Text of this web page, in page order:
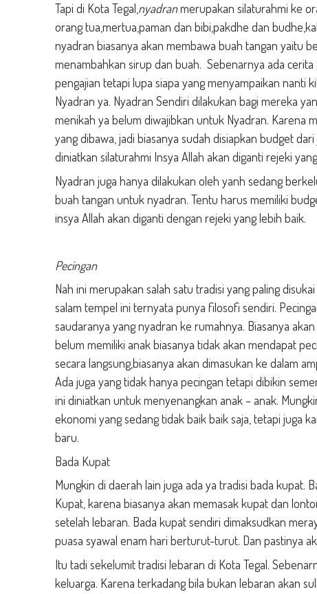
Tapi di Kota Tegal, nyadranmerupakan silaturahmi ke
orang tua,mertua,paman dan bibi,pakdhe dan
nyadran biasanya akan membawa buah tangan yaitu
menambahkan sirup dan buah. Sebenarnya ada
pengajian tetapi lupa siapa yang menyampaikan nanti
Nyadran ya. Nyadran Sendiri dilakukan bagi mereka
menikah ya belum diwajibkan untuk Nyadran. Karena
yang dibawa, jadi biasanya sudah disiapkan budget
diniatkan silaturahmi Insya Allah akan diganti rejeki
Nyadran juga hanya dilakukan oleh yanh sedang
buah tangan untuk nyadran. Tentu harus memiliki
insya Allah akan diganti dengan rejeki yang lebih baik.
Pecingan
Nah ini merupakan salah satu tradisi yang paling
salam tempel ini ternyata punya filosofi sendiri.
saudaranya yang nyadran ke rumahnya. Biasanya
belum memiliki anak biasanya tidak akan mendapat
secara langsung,biasanya akan dimasukan ke dalam
Ada juga yang tidak hanya pecingan tetapi dibikin
ini diniatkan untuk menyenangkan anak – anak.
ekonomi yang sedang tidak baik baik saja, tetapi juga
baru.
Bada Kupat
Mungkin di daerah lain juga ada ya tradisi bada kupat.
Kupat, karena biasanya akan memasak kupat dan
setelah lebaran. Bada kupat sendiri dimaksudkan
puasa syawal enam hari berturut-turut. Dan pastinya
Itu tadi sekelumit tradisi lebaran di Kota Tegal.
keluarga. Karena terkadang bila bukan lebaran akan